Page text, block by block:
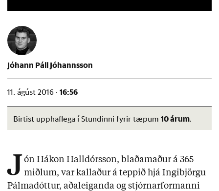
Jóhann Páll Jóhannsson
11. ágúst 2016 · 16:56
Birtist upphaflega í Stundinni fyrir tæpum 10 árum.
J ón Hákon Halldórsson, blaðamaður á 365
miðlum, var kallaður á teppið hjá Ingibjörgu
Pálmadóttur, aðaleiganda og stjórnarformanni